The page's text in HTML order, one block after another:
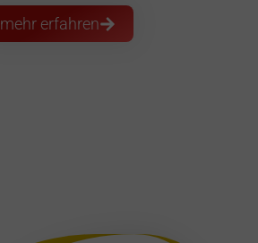
mehr erfahren